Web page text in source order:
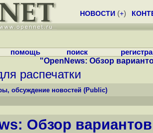
НОВОСТИ (+)
помощь поиск
"OpenNews: Обзор
распечатки
обсуждение новостей (Public)
Обзор